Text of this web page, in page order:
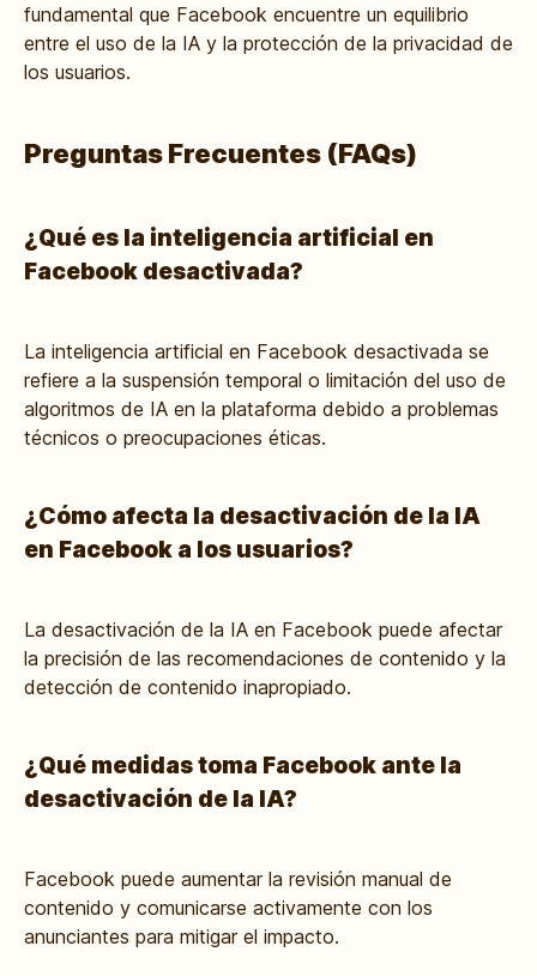
fundamental que Facebook encuentre un equilibrio
entre el uso de la IA y la protección de la privacidad de
los usuarios.
Preguntas Frecuentes (FAQs)
¿Qué es la inteligencia artificial en
Facebook desactivada?
La inteligencia artificial en Facebook desactivada se
refiere a la suspensión temporal o limitación del uso de
algoritmos de IA en la plataforma debido a problemas
técnicos o preocupaciones éticas.
¿Cómo afecta la desactivación de la IA
en Facebook a los usuarios?
La desactivación de la IA en Facebook puede afectar
la precisión de las recomendaciones de contenido y la
detección de contenido inapropiado.
¿Qué medidas toma Facebook ante la
desactivación de la IA?
Facebook puede aumentar la revisión manual de
contenido y comunicarse activamente con los
anunciantes para mitigar el impacto.